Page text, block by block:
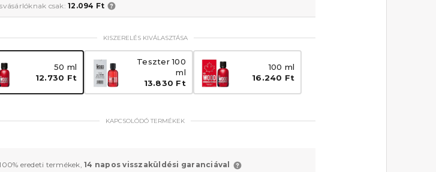
csak:12.094 Ft
KISZERELÉS KIVÁLASZTÁSA
50 ml
12.730 Ft
Teszter 100
ml
13.830 Ft
100 ml
16.240 Ft
KAPCSOLÓDÓ TERMÉKEK
eredeti termékek,14 napos visszaküldési garanciával